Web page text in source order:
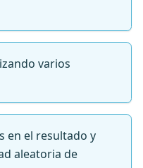
varios
en el resultado y
aleatoria de